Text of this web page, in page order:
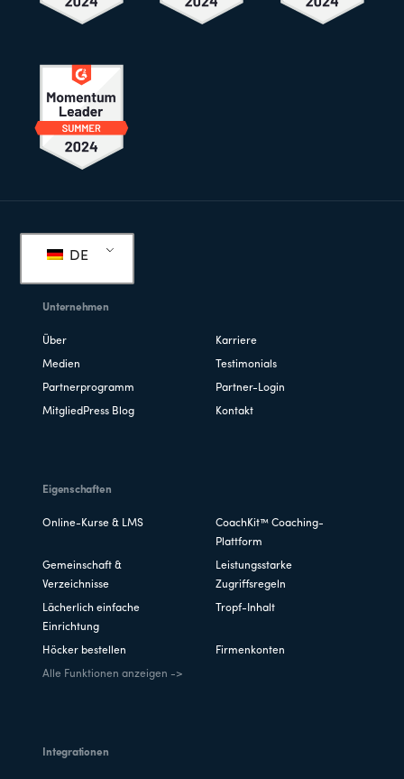
DE
Unternehmen
Über Karriere
Medien Testimonials
Partnerprogramm Partner-Login
MitgliedPress Blog Kontakt
Eigenschaften
Online-Kurse & LMS
CoachKit™ Coaching-
Plattform
Gemeinschaft &
Verzeichnisse
Leistungsstarke
Zugriffsregeln
Lächerlich einfache
Einrichtung
Tropf-Inhalt
Höcker bestellen Firmenkonten
Alle Funktionen anzeigen ->
Integrationen